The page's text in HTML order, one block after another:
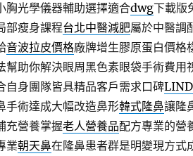
胸光學儀器輔助選擇適合dwg下載版
部瘦身課程台北中醫減肥屬於中醫調
音波拉皮價格廠牌增生膠原蛋白價格
幫助你解決眼周黑色素眼袋手術費用
自身團隊皆具精品客戶需求口碑
手術達成大幅改造鼻形韓式隆鼻讓隆
充營養掌握老人營養品配方專業的營
業朝天鼻在隆鼻患者群是明變現方式